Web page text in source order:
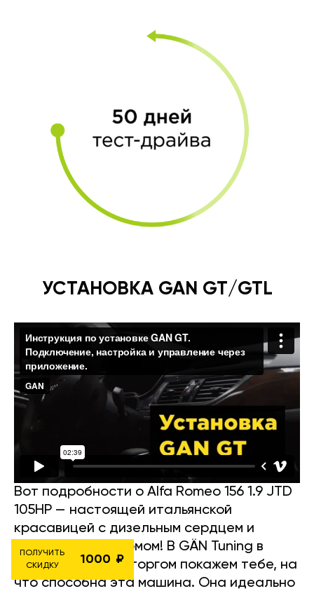
УСТАНОВКА GAN GT/GTL
Вот подробности о Alfa Romeo 156 1.9 JTD
105HP — настоящей итальянской
красавицей с дизельным сердцем и
невероятным шармом! В GÄN Tuning в
Берлине мы с восторгом покажем тебе, на
что способна эта машина. Она идеально
ПОЛУЧИТЬ
СКИДКУ
1000